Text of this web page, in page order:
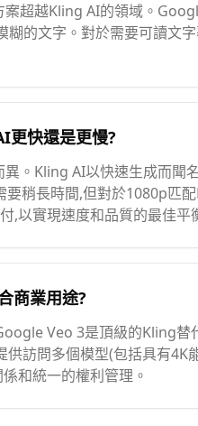
超越Kling AI的領域。
糊的文字。對於需要可讀文
快還是更慢?
。Kling AI以快速生成而
稍長時間,但對於1080p匹
,以實現速度和品質的最佳平
商業用途?
Veo 3是頂級的Kling
訪問多個模型(包括具有
和統一的權利管理。